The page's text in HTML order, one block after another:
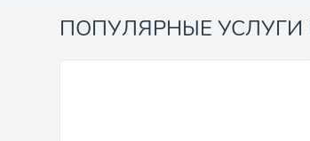
ПОПУЛЯРНЫЕ